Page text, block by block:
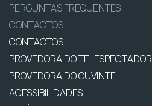
PERGUNTAS FREQUENTES
CONTACTOS
CONTACTOS
PROVEDORA DO TELESPECTADOR
PROVEDORA DO OUVINTE
ACESSIBILIDADES